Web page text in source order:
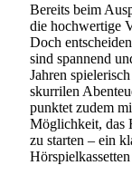
Bereits beim
die hochwertige
Doch
sind spannend
Jahren
skurrilen
punktet zudem
Möglichkeit, das
zu starten – ein